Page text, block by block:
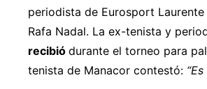
periodista de Eurosport
Rafa Nadal. La ex-tenista y
recibió durante el torneo para
tenista de Manacor contestó: